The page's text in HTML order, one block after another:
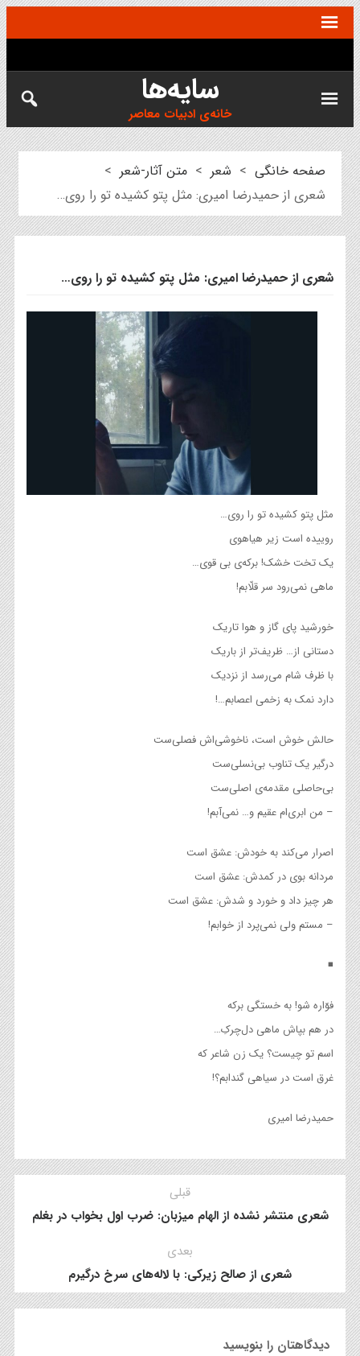
سایه‌ها
خانه‌ی ادبیات معاصر
صفحه خانگی > شعر > متن آثار-شعر >
شعری از حمیدرضا امیری: مثل پتو کشیده تو را روی…
شعری از حمیدرضا امیری: مثل پتو کشیده تو را روی…
مثل پتو کشیده تو را روی…
روییده است زیر هیاهوی
یک تخت خشک! برکه‌ی ‌بی قوی…
ماهی نمی‌رود سر قلّابم!
خورشید پای گاز و هوا تاریک
دستانی از… ظریف‌تر از باریک
با ظرف شام می‌رسد از نزدیک
دارد نمک به زخمی اعصابم…!
حالش خوش است، ناخوشی‌اش فصلی‌ست
درگیر یک تناوب بی‌نسلی‌ست
بی‌حاصلی مقدمه‌ی اصلی‌ست
– من ابری‌ام عقیم و… نمی‌آبم!
اصرار می‌کند به خودش: عشق است
مردانه بوی در کمدش:‌ عشق است
هر چیز داد و خورد و شدش: عشق است
– مستم ولی نمی‌پرد از خوابم!
◾️
فوّاره شو! به خستگی برکه
در هم بپاش ماهی دل‌چرکِ…
اسم تو چیست؟ یک زن شاعر که
غرق است در سیاهی گندابم؟!
حمیدرضا امیری
قبلی
شعری منتشر نشده از الهام میزبان: ضرب اول بخواب در بغلم
بعدی
شعری از صالح زیرکی: با لاله‌های سرخ درگیرم
دیدگاهتان را بنویسید